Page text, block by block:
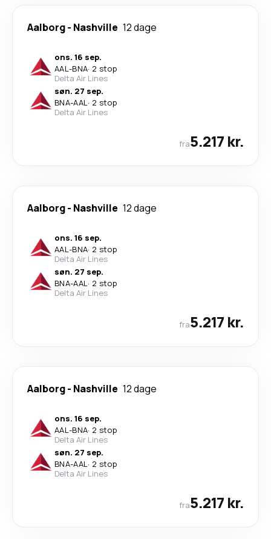
Aalborg- Nashville 12 dage
ons. 16 sep.
AAL-BNA· 2 stop
Delta Air Lines
søn. 27 sep.
BNA-AAL· 2 stop
Delta Air Lines
fra5.217 kr.
Aalborg- Nashville 12 dage
ons. 16 sep.
AAL-BNA· 2 stop
Delta Air Lines
søn. 27 sep.
BNA-AAL· 2 stop
Delta Air Lines
fra5.217 kr.
Aalborg- Nashville 12 dage
ons. 16 sep.
AAL-BNA· 2 stop
Delta Air Lines
søn. 27 sep.
BNA-AAL· 2 stop
Delta Air Lines
fra5.217 kr.